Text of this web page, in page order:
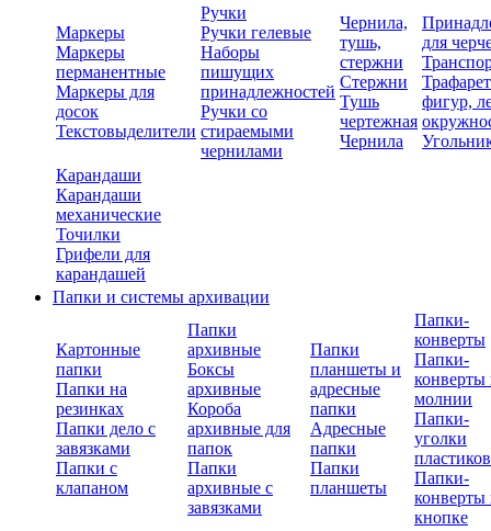
Маркеры
Маркеры
перманентные
Маркеры для
досок
Текстовыделители
Ручки
Ручки гелевые
Наборы
пишущих
принадлежностей
Ручки со
стираемыми
чернилами
Чернила,
тушь,
стержни
Стержни
Тушь
чертежная
Чернила
для
фигур,
Карандаши
Карандаши
механические
Точилки
Грифели для
карандашей
Папки и системы архивации
Картонные
папки
Папки на
резинках
Папки дело с
завязками
Папки с
клапаном
Папки
архивные
Боксы
архивные
Короба
архивные для
папок
Папки
архивные с
завязками
Папки
планшеты и
адресные
папки
Адресные
папки
Папки
планшеты
Папки-
конверты
Папки-
конверты
молнии
Папки-
уголки
Папки-
конверты
кнопке